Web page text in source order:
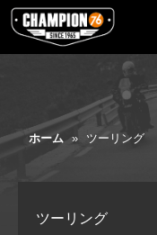
ホーム » ツーリング
ツーリング